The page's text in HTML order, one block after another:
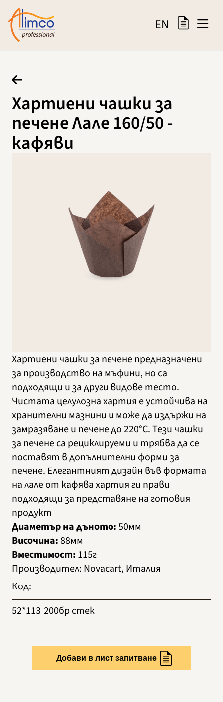
EN
Хартиени чашки за
печене Лале 160/50 -
кафяви
Хартиени чашки за печене предназначени
за производство на мъфини, но са
подходящи и за други видове тесто.
Чистата целулозна хартия е устойчива на
хранителни мазнини и може да издържи на
замразяване и печене до 220°C. Тези чашки
за печене са рециклируеми и трябва да се
поставят в допълнителни форми за
печене. Елегантният дизайн във формата
на лале от кафява хартия ги прави
подходящи за представяне на готовия
продукт
Диаметър на дъното:50мм
Височина:88мм
Вместимост: 115г
Производител: Novacart, Италия
Код:
52*113 200бр стек
Добави в лист запитване